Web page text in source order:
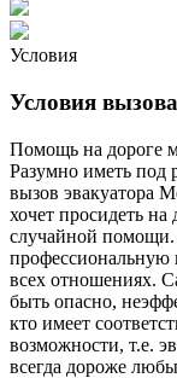
Условия
Условия
Помощь на дороге
Разумно иметь под
вызов эвакуатора
хочет просидеть
случайной помощи.
профессиональную
всех отношениях.
быть опасно,
кто имеет
возможности, т.е.
всегда дороже